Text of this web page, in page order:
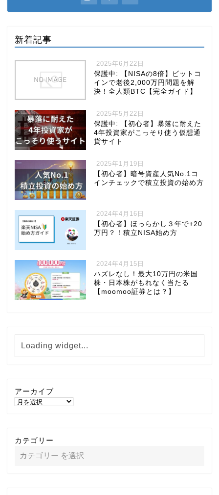
新着記事
2025年6月22日
保護中: 【NISAの8倍】ビットコ
インで老後2,000万円問題を解
決！全人類BTC【完全ガイド】
2025年5月22日
保護中: 【初心者】暴落に耐えた
4年投資家がこっそり使う仮想通
貨サイト
2025年1月19日
【初心者】暗号資産人気No.1コ
インチェックで積立投資の始め方
2024年4月16日
【初心者】ほっらかし３年で+20
万円？！積立NISA始め方
2024年4月15日
ハズレなし！最大10万円の米国
株・日本株がもれなく当たる
【moomoo証券とは？】
アーカイブ
カテゴリー